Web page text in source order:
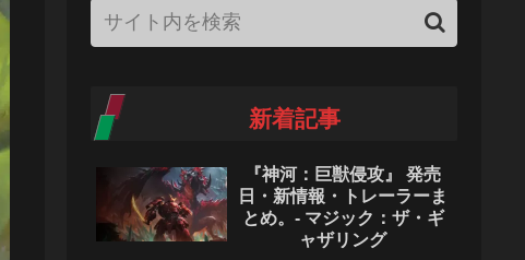
新着記事
『神河：巨獣侵攻』 発売
日・新情報・トレーラーま
とめ。- マジック：ザ・ギ
ャザリング